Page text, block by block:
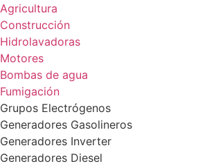
Agricultura
Construcción
Hidrolavadoras
Motores
Bombas de agua
Fumigación
Grupos Electrógenos
Generadores Gasolineros
Generadores Inverter
Generadores Diesel